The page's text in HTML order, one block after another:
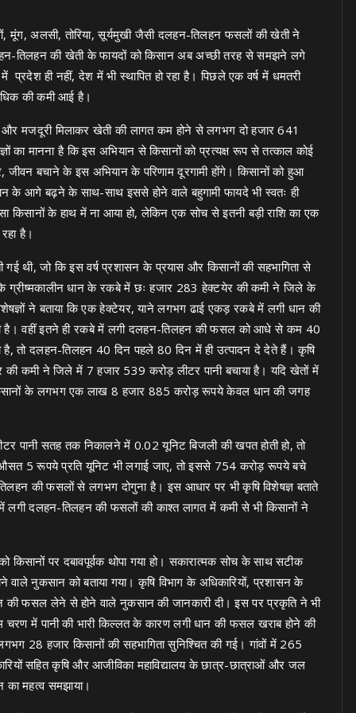
मूंग, अलसी, तोरिया, सूर्यमुखी जैसी दलहन-तिलहन फसलों की खेती ने
तिलहन की खेती के फायदों को किसान अब अच्छी तरह से समझने लगे
ही नहीं, देश में भी स्थापित हो रहा है। पिछले एक वर्ष में धमतरी
की कमी आई है।
मजदूरी मिलाकर खेती की लागत कम होने से लगभग दो हजार 641
का मानना है कि इस अभियान से किसानों को प्रत्यक्ष रूप से तत्काल कोई
जीवन बचाने के इस अभियान के परिणाम दूरगामी होंगे। किसानों को हुआ
के आगे बढ़ने के साथ-साथ इससे होने वाले बहुगामी फायदे भी स्वतः ही
किसानों के हाथ में ना आया हो, लेकिन एक सोच से इतनी बड़ी राशि का एक
है।
थी, जो कि इस वर्ष प्रशासन के प्रयास और किसानों की सहभागिता से
ग्रीष्मकालीन धान के रकबे में छः हजार 283 हेक्टयेर की कमी ने जिले के
ने बताया कि एक हेक्टेयर, याने लगभग ढाई एकड़ रकबे में लगी धान की
वहीं इतने ही रकबे में लगी दलहन-तिलहन की फसल को आधे से कम 40
तो दलहन-तिलहन 40 दिन पहले 80 दिन में ही उत्पादन दे देते हैं। कृषि
कमी ने जिले में 7 हजार 539 करोड़ लीटर पानी बचाया है। यदि खेतों में
किसानों के लगभग एक लाख 8 हजार 885 करोड़ रूपये केवल धान की जगह
पानी सतह तक निकालने में 0.02 यूनिट बिजली की खपत होती हो, तो
5 रूपये प्रति यूनिट भी लगाई जाए, तो इससे 754 करोड़ रूपये बचे
की फसलों से लगभग दोगुना है। इस आधार पर भी कृषि विशेषज्ञ बताते
दलहन-तिलहन की फसलों की काश्त लागत में कमी से भी किसानों ने
पर दबावपूर्वक थोपा गया हो। सकारात्मक सोच के साथ सटीक
नुकसान को बताया गया। कृषि विभाग के अधिकारियों, प्रशासन के
की फसल लेने से होने वाले नुकसान की जानकारी दी। इस पर प्रकृति ने भी
में पानी की भारी किल्लत के कारण लगी धान की फसल खराब होने की
28 हजार किसानों की सहभागिता सुनिश्चित की गई। गांवों में 265
सहित कृषि और आजीविका महाविद्यालय के छात्र-छात्राओं और जल
का महत्व समझाया।